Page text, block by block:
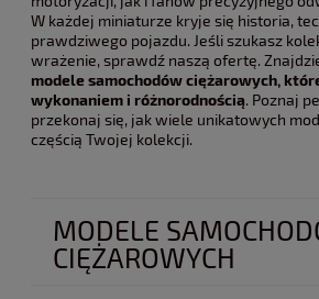
W każdej miniaturze kryje się historia,
prawdziwego pojazdu. Jeśli szukasz
wrażenie, sprawdź naszą ofertę.
modele samochodów ciężarowych,
wykonaniem i różnorodnością. Poznaj
przekonaj się, jak wiele unikatowych
częścią Twojej kolekcji.
MODELE
CIĘŻAROWYCH